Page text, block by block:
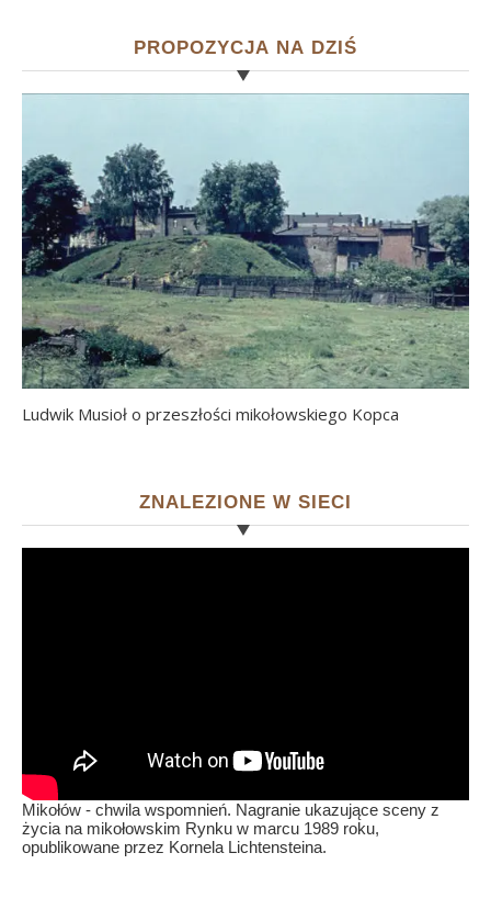
PROPOZYCJA NA DZIŚ
Ludwik Musioł o przeszłości mikołowskiego Kopca
ZNALEZIONE W SIECI
Mikołów - chwila wspomnień. Nagranie ukazujące sceny z
życia na mikołowskim Rynku w marcu 1989 roku,
opublikowane przez Kornela Lichtensteina.